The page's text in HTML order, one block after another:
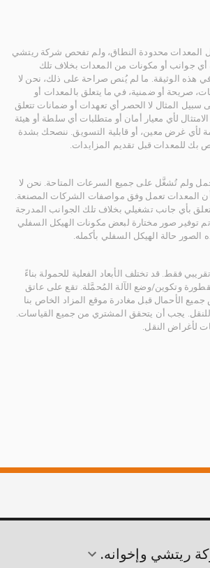
المعدات محدودة النطاق، ولم تفحص شركة ريتشي
أي جوانب أو مكونات من المعدات بخلاف تلك
هذه الوثيقة. ما لم يُنص صراحة على ذلك، نحن لا
صريحة أو ضمنية، في ما يتعلق بالمعدات أو
سبيل المثال لا الحصر أي تعهدات أو ضمانات تتعلق
لأي معيار أمان أو متطلبات أي سلطة أو هيئة
لأي غرض معين، أو قابلية التسويق. ننصحك بشدة
للمعدات قبل تقديم المزايدات.
ولم تُشغَّل على جميع السرعات المتاحة. نحن لا
المعدات تعمل وفق مواصفات الشركات المصنعة.
بأي جانب تشغيلي بخلاف تلك الجوانب المدرجة
توفير صور مختارة لبعض مكونات الهيكل السفلي
الصور حالة الهيكل السفلي بأكمله.
فقط. قد تختلف الأبعاد الفعلية للحمولة بناءً
وتكوين/وضع الآلة المُحمَّلة. تقع على عاتق
الأحمال قبل مغادرة موقع المزاد الخاص بنا
يجب أن يتحقق المشتري من جميع القياسات.
لأغراض النقل.
ريتشي وإخوانه.